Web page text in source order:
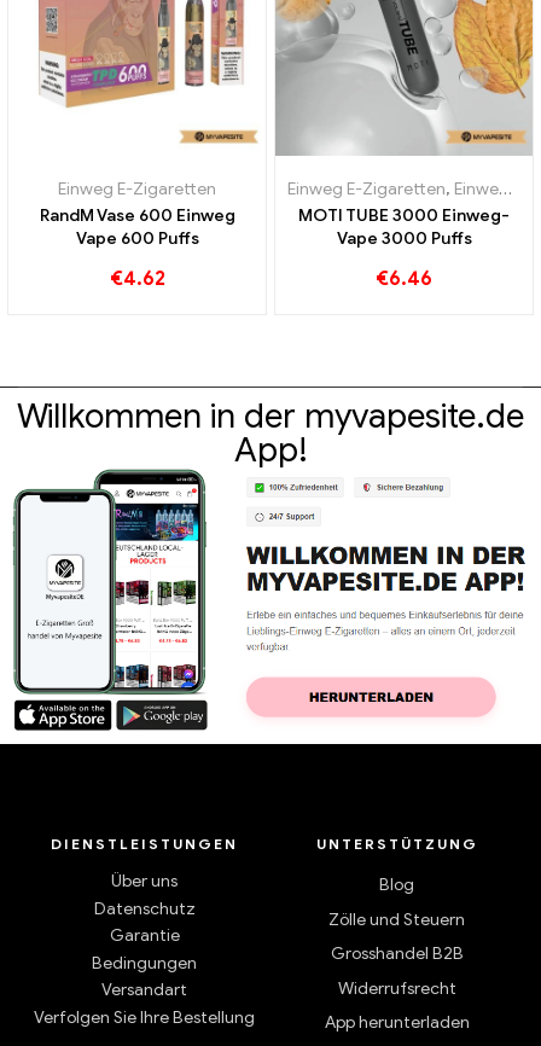
Einweg E-Zigaretten
RandM Vase 600 Einweg
Vape 600 Puffs
€4.62
Einweg E-Zigaretten, Einweg-E-Zigaretten Österreich
MOTI TUBE 3000 Einweg-
Vape 3000 Puffs
€6.46
Willkommen in der myvapesite.de
App!
DIENSTLEISTUNGEN
Über uns
Datenschutz
Garantie
Bedingungen
Versandart
Verfolgen Sie Ihre Bestellung
UNTERSTÜTZUNG
Blog
Zölle und Steuern
Grosshandel B2B
Widerrufsrecht
App herunterladen